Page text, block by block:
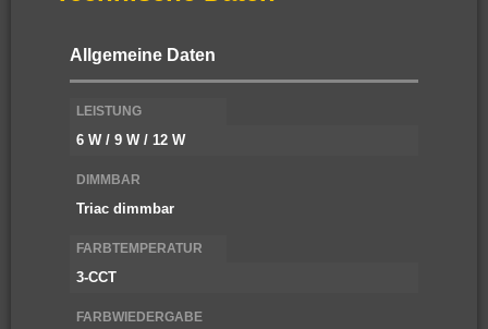
Allgemeine Daten
LEISTUNG
6 W / 9 W / 12 W
DIMMBAR
Triac dimmbar
FARBTEMPERATUR
3-CCT
FARBWIEDERGABE